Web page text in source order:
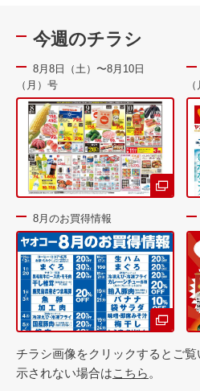
今週のチラシ
8月8日（土）〜8月10日
（月）号
8月のお買得情報
チラシ画像をクリックするとご
示されない場合はこちら 。